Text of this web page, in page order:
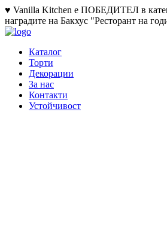
♥ Vanilla Kitchen е ПОБЕДИТЕЛ в
наградите на Бакхус "Ресторант на
Каталог
Торти
Декорации
За нас
Контакти
Устойчивост